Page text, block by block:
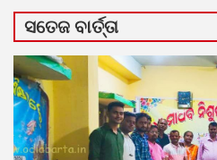
ସତେଜ ବାର୍ତ୍ତା